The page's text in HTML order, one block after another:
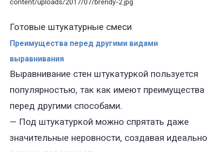
Готовые штукатурные смеси
Преимущества перед другими видами
выравнивания
Выравнивание стен штукатуркой пользуется
популярностью, так как имеют преимущества
перед другими способами.
— Под штукатуркой можно спрятать даже
значительные неровности, создавая идеально